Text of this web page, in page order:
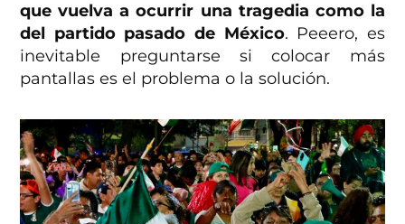
que vuelva a ocurrir una tragedia como la
del partido pasado de México. Peeero, es
inevitable preguntarse si colocar más
pantallas es el problema o la solución.